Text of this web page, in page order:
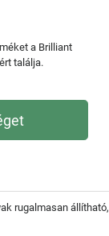
a Brilliant
találja.
rugalmasan